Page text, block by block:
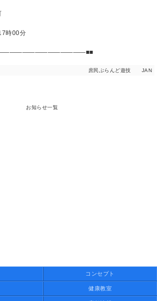
時00分
庶民ぶらんど遊技 JAN
お知らせ一覧
コンセプト
健康教室